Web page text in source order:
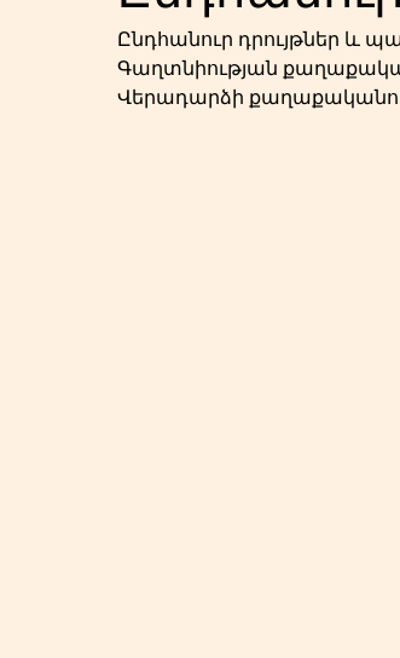
Ընդհանուր դրույթներ և
Գաղտնիության
Վերադարձի